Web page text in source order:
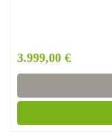
3.999,00 €